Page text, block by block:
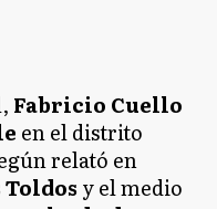
Fabricio Cuello
en el distrito
relató en
Toldosy el medio